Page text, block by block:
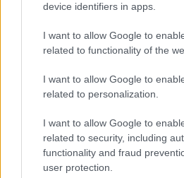
device identifiers in apps.
I want to allow Google to
related to functionality of the
I want to allow Google to
related to personalization.
I want to allow Google to
related to security, including
functionality and fraud
user protection.
Ha tetszett a bejegyzés,
és Instagram-onittvagy
Bloglovinsegítségével!